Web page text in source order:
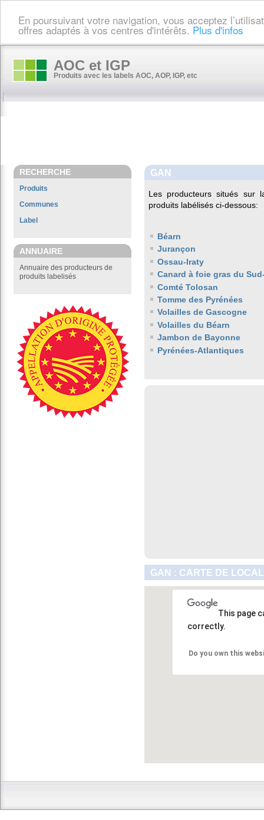
En poursuivant votre navigation, vous acceptez
offres adaptés à vos centres d'intérêts. Plus d'infos
AOC et IGP
Produits avec les labels AOC, AOP, IGP, etc
RECHERCHE
Produits
Communes
Label
ANNUAIRE
Annuaire des producteurs de
produits labelisés
GAN
Les producteurs situés sur
produits labélisés ci-dessous:
Béarn
Jurançon
Ossau-Iraty
Canard à foie gras du
Comté Tolosan
Tomme des Pyrénées
Volailles de Gascogne
Volailles du Béarn
Jambon de Bayonne
Pyrénées-Atlantiques
GAN : CARTE DE
This page
correctly.
Do you own this